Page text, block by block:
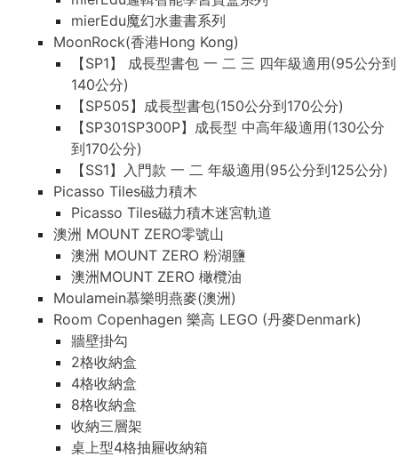
mierEdu魔幻水畫書系列
MoonRock(香港Hong Kong)
【SP1】 成長型書包 一 二 三 四年級適用(95公分到
140公分)
【SP505】成長型書包(150公分到170公分)
【SP301SP300P】成長型 中高年級適用(130公分
到170公分)
【SS1】入門款 一 二 年級適用(95公分到125公分)
Picasso Tiles磁力積木
Picasso Tiles磁力積木迷宮軌道
澳洲 MOUNT ZERO零號山
澳洲 MOUNT ZERO 粉湖鹽
澳洲MOUNT ZERO 橄欖油
Moulamein慕樂明燕麥(澳洲)
Room Copenhagen 樂高 LEGO (丹麥Denmark)
牆壁掛勾
2格收納盒
4格收納盒
8格收納盒
收納三層架
桌上型4格抽屜收納箱